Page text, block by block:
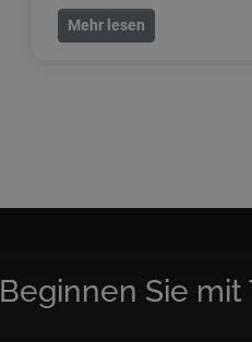
Mehr lesen
Beginnen Sie